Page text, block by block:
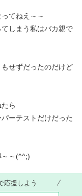
てねえ～～
しまう私はバカ親で
せずだったのだけど
ら
ーテストだけだった
～～(^^;)
応援しよう